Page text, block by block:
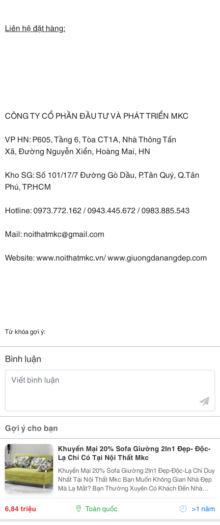
Liên hệ đặt hàng:
CÔNG TY CỔ PHẦN ĐẦU TƯ VÀ PHÁT TRIỂN MKC
VP HN: P605, Tầng 6, Tòa CT1A, Nhà Thông Tấn
Xã, Đường Nguyễn Xiển, Hoàng Mai, HN
Kho SG: Số 101/17/7 Đường Gò Dầu, P.Tân Quý, Q.Tân
Phú, TP.HCM
Hotline: 0973.772.162 / 0943.445.672 / 0983.885.543
Mail: noithatmkc@gmail.com
Website: www.noithatmkc.vn/ www.giuongdanangdep.com
Từ khóa gợi ý:
Bình luận
Gợi ý cho bạn
Khuyến Mại 20% Sofa Giường 2In1 Đẹp- Độc-
Lạ Chỉ Có Tại Nội Thất Mkc
Khuyến Mại 20% Sofa Giường 2In1 Đẹp-Độc-Lạ Chỉ Duy
Nhất Tại Nội Thất Mkc Bạn Muốn Không Gian Nhà Đẹp
Mà Lạ Mắt? Bạn Thường Xuyên Có Khách Đến Nhà
Chơi Và Ở Lại Qua Đêm, Nhưng Bạn Băn Khoăn Là
Không Biết Bố Trí Người Quen Của Mình
6,84 triệu Toàn quốc >1 năm